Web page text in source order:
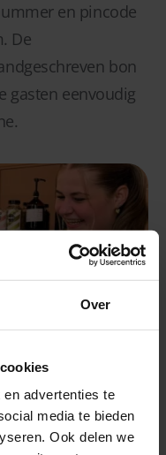
Over
advertenties te
media te bieden
Ook delen we
en pincode
De
bon
gasten eenvoudig